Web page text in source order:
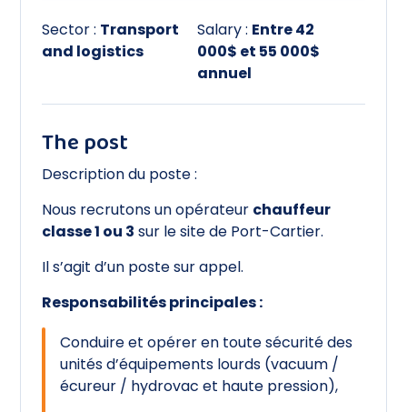
Sector : Transport
and logistics
Salary : Entre 42
000$ et 55 000$
annuel
The post
Description du poste :
Nous recrutons un opérateur chauffeur
classe 1 ou 3 sur le site de Port-Cartier.
Il s’agit d’un poste sur appel.
Responsabilités principales :
Conduire et opérer en toute sécurité des
unités d’équipements lourds (vacuum /
écureur / hydrovac et haute pression),